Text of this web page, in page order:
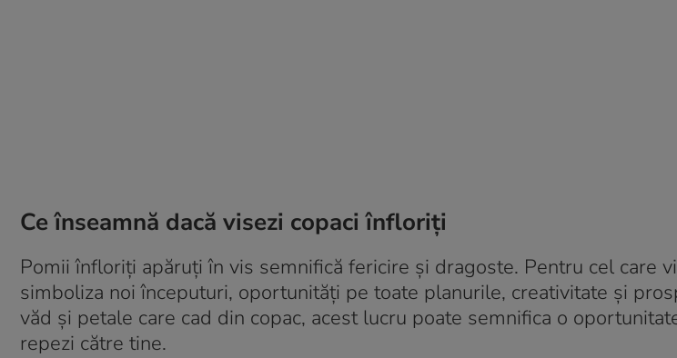
Ce înseamnă dacă visezi copaci înfloriți
Pomii înfloriți apăruți în vis semnifică fericire și dragoste. Pentru cel care
simboliza noi începuturi, oportunități pe toate planurile, creativitate și
văd și petale care cad din copac, acest lucru poate semnifica o
repezi către tine.